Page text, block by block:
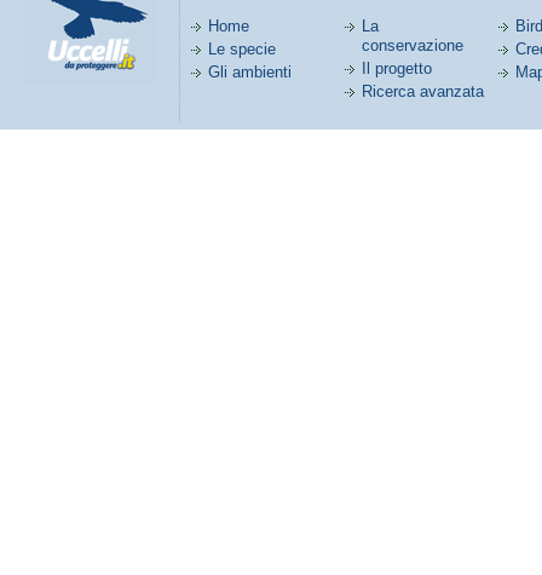
Home
Le specie
Gli ambienti
La
conservazione
Il progetto
Ricerca avanzata